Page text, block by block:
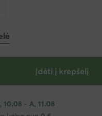
Įdėti į krepšelį
10.08 - A, 11.08